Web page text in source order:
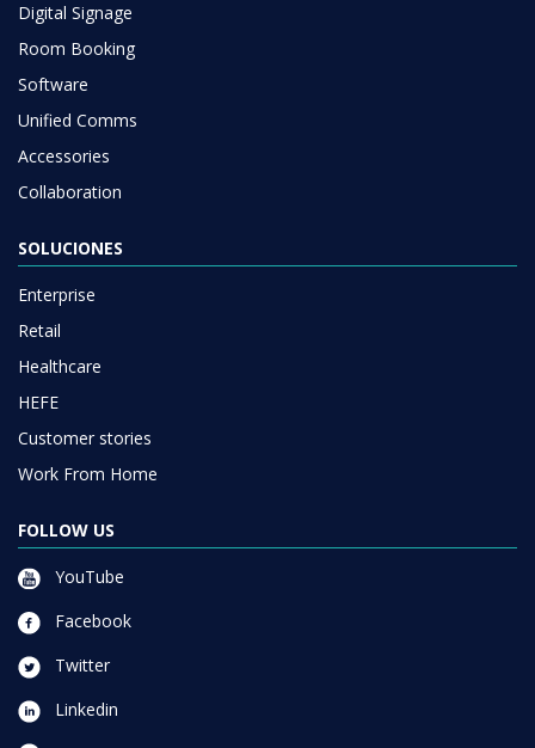
Digital Signage
Room Booking
Software
Unified Comms
Accessories
Collaboration
SOLUCIONES
Enterprise
Retail
Healthcare
HEFE
Customer stories
Work From Home
FOLLOW US
YouTube
Facebook
Twitter
Linkedin